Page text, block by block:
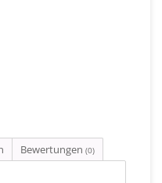
Bewertungen (0)